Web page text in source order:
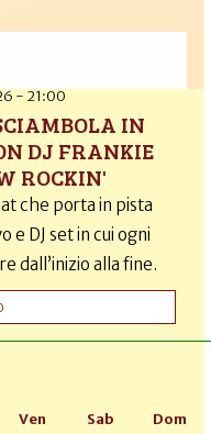
- 21:00
IN
DJ FRANKIE
ROCKIN'
che porta in pista
e DJ set in cui ogni
dall’inizio alla fine.
Ven Sab Dom